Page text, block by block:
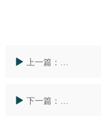
上一篇：
下一篇：